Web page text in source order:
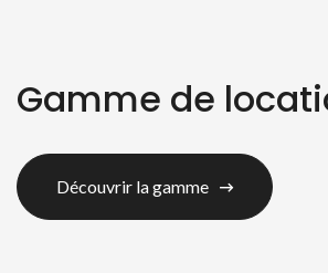
Gamme de
Découvrir la gamme